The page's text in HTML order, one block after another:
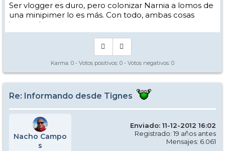
Ser vlogger es duro, pero colonizar Narnia a lomos de
una minipimer lo es más. Con todo, ambas cosas
intento hacer.
Yo hago esquí extremo : voy de extremo a extremo
Los caminos del esquí son inescrotables ...
Karma: 0 - Votos positivos: 0 - Votos negativos: 0
Re: Informando desde Tignes
Nacho Campo
s
Enviado: 11-12-2012 16:02
Registrado: 19 años antes
Mensajes: 6.061